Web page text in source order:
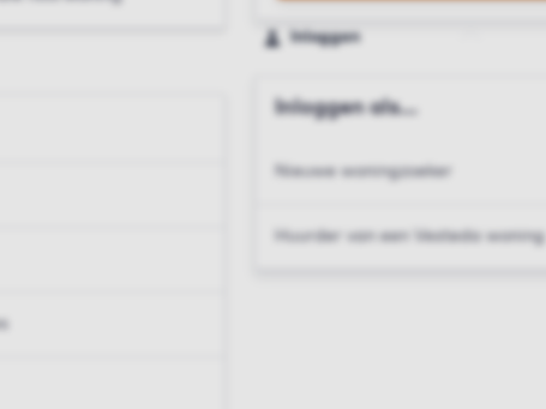
Inloggen
Inloggen als...
Nieuwe woningzoeker
Huurder van een Vesteda woning